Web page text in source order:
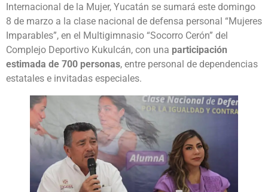
Internacional de la Mujer, Yucatán se sumará este domingo
8 de marzo a la clase nacional de defensa personal “Mujeres
Imparables”, en el Multigimnasio “Socorro Cerón” del
Complejo Deportivo Kukulcán, con una participación
estimada de 700 personas, entre personal de dependencias
estatales e invitadas especiales.